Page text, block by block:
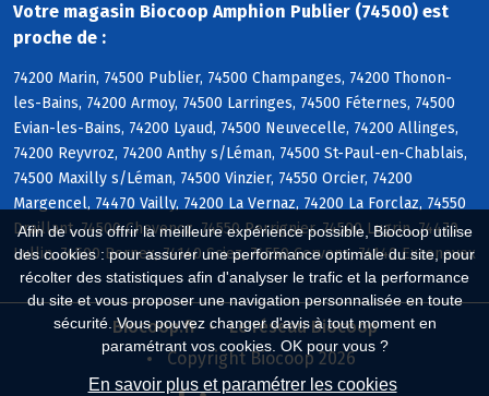
Afin de vous offrir la meilleure expérience possible, Biocoop utilise
des cookies : pour assurer une performance optimale du site, pour
récolter des statistiques afin d'analyser le trafic et la performance
du site et vous proposer une navigation personnalisée en toute
sécurité. Vous pouvez changer d'avis à tout moment en
paramétrant vos cookies. OK pour vous ?
En savoir plus et paramétrer les cookies
Votre magasin Biocoop Amphion Publier (74500) est
proche de :
74200 Marin, 74500 Publier, 74500 Champanges, 74200 Thonon-
les-Bains, 74200 Armoy, 74500 Larringes, 74500 Féternes, 74500
Evian-les-Bains, 74200 Lyaud, 74500 Neuvecelle, 74200 Allinges,
74200 Reyvroz, 74200 Anthy s/Léman, 74500 St-Paul-en-Chablais,
74500 Maxilly s/Léman, 74500 Vinzier, 74550 Orcier, 74200
Margencel, 74470 Vailly, 74200 La Vernaz, 74200 La Forclaz, 74550
Draillant, 74500 Chevenoz, 74550 Perrignier, 74500 Lugrin, 74470
Lullin, 74500 Bernex, 74140 Sciez, 74550 Cervens, 74140 Excenevex
Biocoop.fr
Le réseau Biocoop
Copyright Biocoop 2026